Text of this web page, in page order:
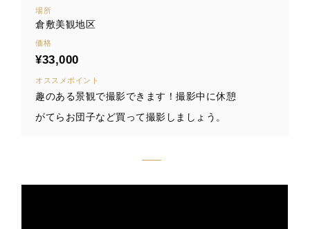
場所
倉敷美観地区
価格
¥33,000
オススメポイント
趣のある景観で撮影できます！撮影中に休憩
がてらお団子など買って撮影しましょう。